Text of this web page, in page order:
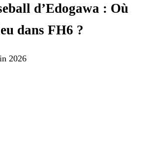
d’Edogawa : Où
dans FH6 ?
2026